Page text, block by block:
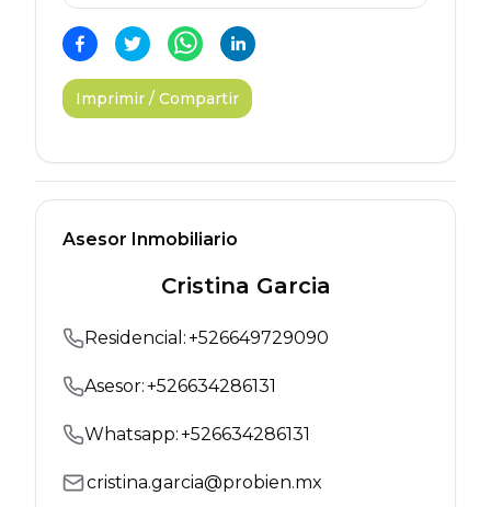
Imprimir / Compartir
Asesor Inmobiliario
Cristina Garcia
Residencial :+526649729090
Asesor:+526634286131
Whatsapp:+526634286131
cristina.garcia@probien.mx